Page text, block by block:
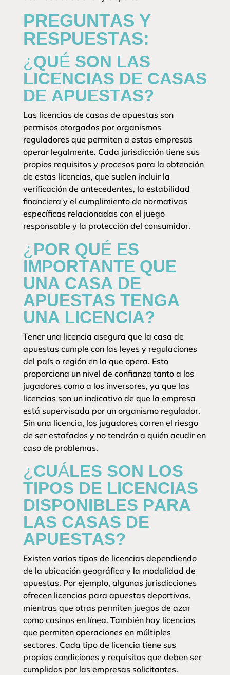
PREGUNTAS Y
RESPUESTAS:
¿QUÉ SON LAS
LICENCIAS DE CASAS
DE APUESTAS?
Las licencias de casas de apuestas son
permisos otorgados por organismos
reguladores que permiten a estas empresas
operar legalmente. Cada jurisdicción tiene sus
propios requisitos y procesos para la obtención
de estas licencias, que suelen incluir la
verificación de antecedentes, la estabilidad
financiera y el cumplimiento de normativas
específicas relacionadas con el juego
responsable y la protección del consumidor.
¿POR QUÉ ES
IMPORTANTE QUE
UNA CASA DE
APUESTAS TENGA
UNA LICENCIA?
Tener una licencia asegura que la casa de
apuestas cumple con las leyes y regulaciones
del país o región en la que opera. Esto
proporciona un nivel de confianza tanto a los
jugadores como a los inversores, ya que las
licencias son un indicativo de que la empresa
está supervisada por un organismo regulador.
Sin una licencia, los jugadores corren el riesgo
de ser estafados y no tendrán a quién acudir en
caso de problemas.
¿CUÁLES SON LOS
TIPOS DE LICENCIAS
DISPONIBLES PARA
LAS CASAS DE
APUESTAS?
Existen varios tipos de licencias dependiendo
de la ubicación geográfica y la modalidad de
apuestas. Por ejemplo, algunas jurisdicciones
ofrecen licencias para apuestas deportivas,
mientras que otras permiten juegos de azar
como casinos en línea. También hay licencias
que permiten operaciones en múltiples
sectores. Cada tipo de licencia tiene sus
propias condiciones y requisitos que deben ser
cumplidos por las empresas solicitantes.